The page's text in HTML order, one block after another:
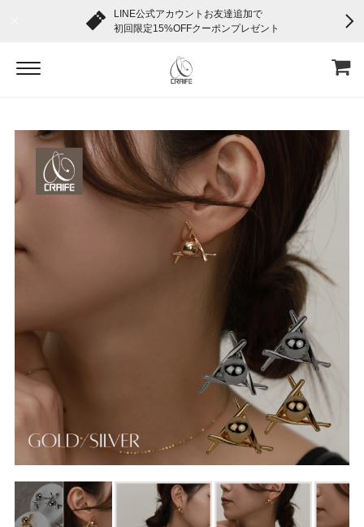
LINE公式アカウントお友達追加で
初回限定15%OFFクーポンプレゼント